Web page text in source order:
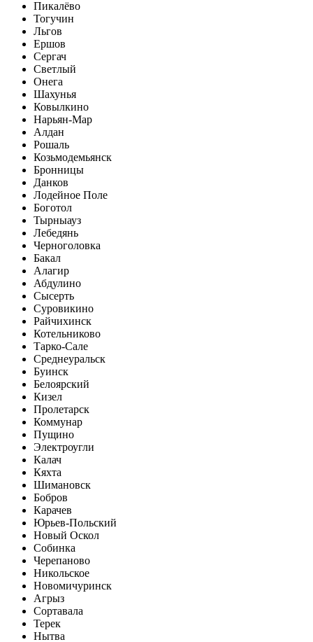
Пикалёво
Тогучин
Льгов
Ершов
Сергач
Светлый
Онега
Шахунья
Ковылкино
Нарьян-Мар
Алдан
Рошаль
Козьмодемьянск
Бронницы
Данков
Лодейное Поле
Боготол
Тырныауз
Лебедянь
Черноголовка
Бакал
Алагир
Абдулино
Сысерть
Суровикино
Райчихинск
Котельниково
Тарко-Сале
Среднеуральск
Буинск
Белоярский
Кизел
Пролетарск
Коммунар
Пущино
Электроугли
Калач
Кяхта
Шимановск
Бобров
Карачев
Юрьев-Польский
Новый Оскол
Собинка
Черепаново
Никольское
Новомичуринск
Агрыз
Сортавала
Терек
Нытва